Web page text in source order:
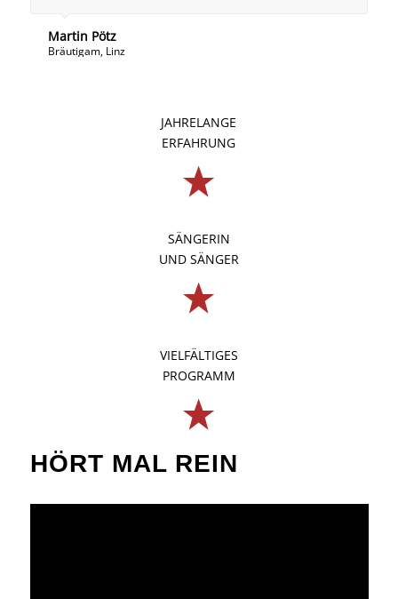
Martin Pötz
Bräutigam, Linz
JAHRELANGE
ERFAHRUNG
SÄNGERIN
UND SÄNGER
VIELFÄLTIGES
PROGRAMM
HÖRT MAL REIN